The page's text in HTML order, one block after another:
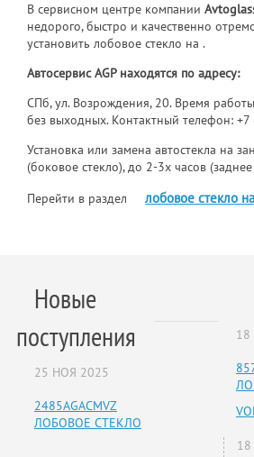
В сервисном центре компании
недорого, быстро и качественно
установить лобовое стекло на .
Автосервис AGP находятся по адресу:
СПб, ул. Возрождения, 20. Время
без выходных. Контактный телефон:+7
Установка или замена автостекла на
(боковое стекло), до 2-3х часов
Перейти в раздел
лобовое стекло
Новые
поступления
25 НОЯ 2025
2485AGACMVZ
ЛОБОВОЕ СТЕКЛО
18